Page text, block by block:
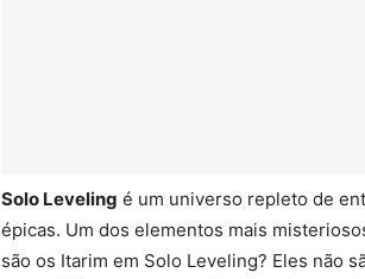
Solo Leveling é um universo repleto de
épicas. Um dos elementos mais
são os Itarim em Solo Leveling? Eles não